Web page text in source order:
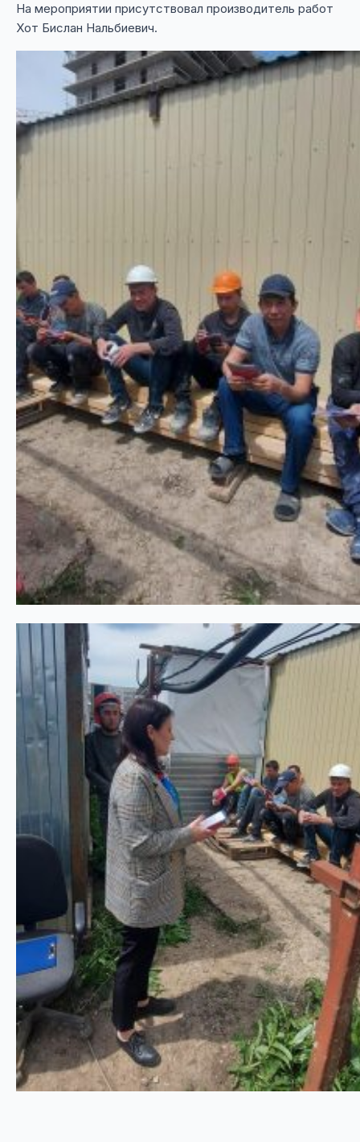
На мероприятии присутствовал производитель работ
Хот Бислан Нальбиевич.